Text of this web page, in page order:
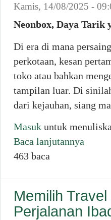
Kamis, 14/08/2025 -
Neonbox, Daya Tarik
Di era di mana
perkotaan, kesan
toko atau bahkan
tampilan luar. Di
dari kejauhan, siang
Masuk untuk
Baca lanjutannya
463 baca
Memilih
Perjalanan